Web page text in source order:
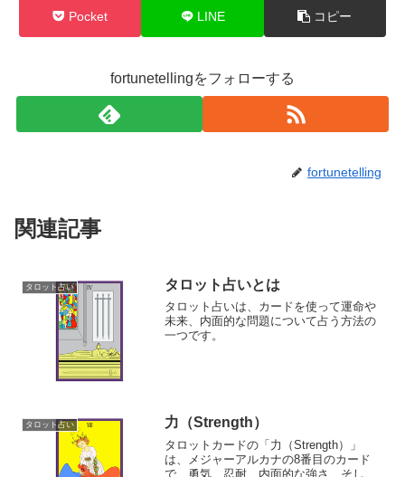
Pocket LINE コピー
fortunetellingをフォローする
fortunetelling
関連記事
タロット占い タロット占いとは
タロット占いは、カードを使って運命や
未来、内面的な問題について占う方法の
一つです。
タロット占い 力（Strength）
タロットカードの「力（Strength）」
は、メジャーアルカナの8番目のカード
で、勇気、忍耐、内面的な強さ、そして